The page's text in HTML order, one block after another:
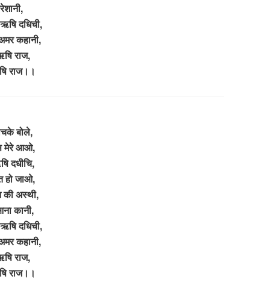
दधिची,
कहानी,
राज,
राज।।
बोले,
मेरे आओ,
दधीचि,
हो जाओ,
की अस्थी,
कानी,
दधिची,
कहानी,
राज,
राज।।